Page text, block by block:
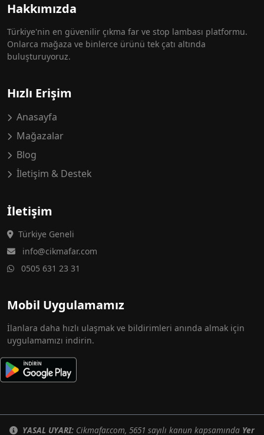
Hakkımızda
Türkiye'nin en güvenilir çıkma far ve stop lambası platformu.
Onlarca mağaza ve binlerce ürünü tek çatı altında
buluşturuyoruz.
Hızlı Erişim
Anasayfa
Mağazalar
Blog
İletişim & Destek
İletişim
Türkiye Geneli
info@cikmafar.com
0505 631 23 31
Mobil Uygulamamız
İlanlara daha hızlı ulaşmak ve bildirimleri anında almak için
uygulamamızı indirin.
YASAL UYARI: Cikmafar.com, 5651 sayılı kanun kapsamında Yer